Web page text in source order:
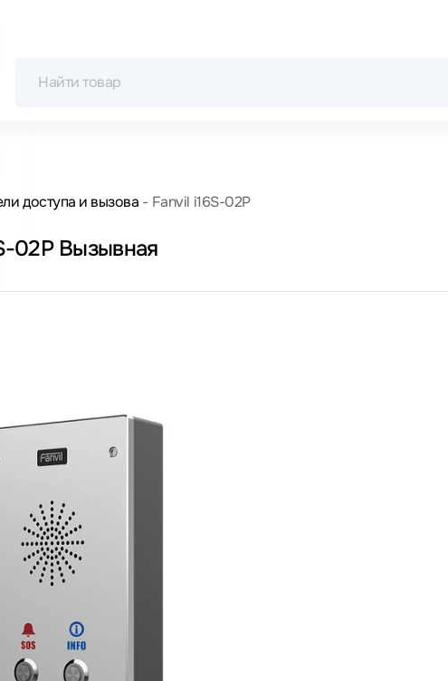
доступа и вызова Fanvil i16S-02P
02P Вызывная